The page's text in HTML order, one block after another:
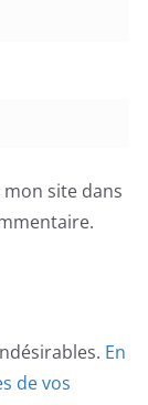
site dans
En
de vos